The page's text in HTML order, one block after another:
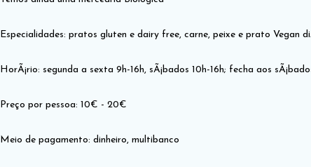
Especialidades: pratos gluten e dairy free, carne, peixe e prato Vegan
HorÃ¡rio: segunda a sexta 9h-16h, sÃ¡bados 10h-16h; fecha aos
Preço por pessoa: 10€ - 20€
Meio de pagamento: dinheiro, multibanco